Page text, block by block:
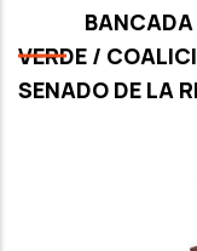
BANCADA
VERDE /
SENADO DE LA